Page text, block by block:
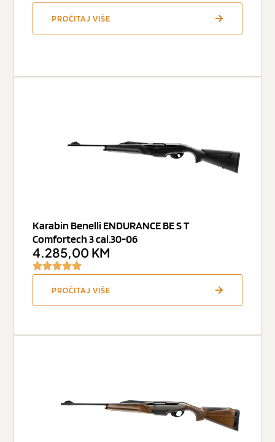
PROČITAJ VIŠE
Karabin Benelli ENDURANCE BE S T
Comfortech 3 cal.30-06
4.285,00 KM
PROČITAJ VIŠE